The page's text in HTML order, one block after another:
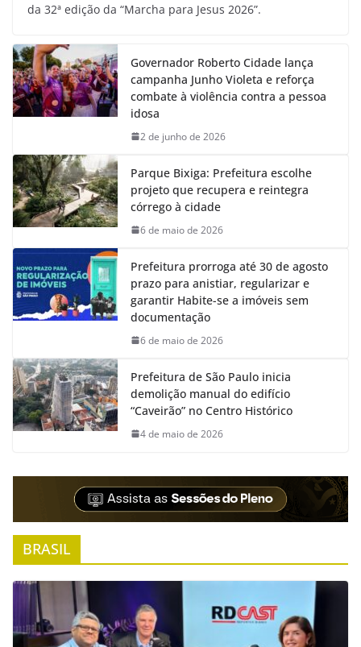
da 32ª edição da “Marcha para Jesus 2026”.
Governador Roberto Cidade lança
campanha Junho Violeta e reforça
combate à violência contra a pessoa
idosa
2 de junho de 2026
Parque Bixiga: Prefeitura escolhe
projeto que recupera e reintegra
córrego à cidade
6 de maio de 2026
Prefeitura prorroga até 30 de agosto
prazo para anistiar, regularizar e
garantir Habite-se a imóveis sem
documentação
6 de maio de 2026
Prefeitura de São Paulo inicia
demolição manual do edifício
“Caveirão” no Centro Histórico
4 de maio de 2026
BRASIL